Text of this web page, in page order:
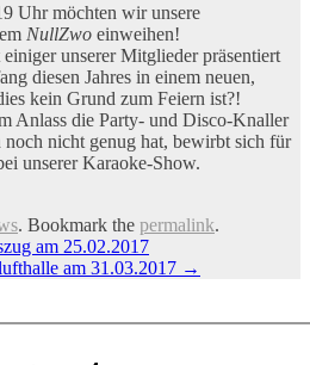
Uhr möchten wir unsere
NullZwo einweihen!
unserer Mitglieder präsentiert
diesen Jahres in einem neuen,
kein Grund zum Feiern ist?!
Anlass die Party- und Disco-Knaller
noch nicht genug hat, bewirbt sich für
unserer Karaoke-Show.
. Bookmark the permalink.
am 25.02.2017
am 31.03.2017 →